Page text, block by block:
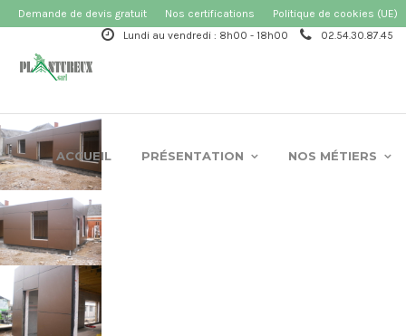
Demande de devis gratuit Nos certifications
Politique de cookies (UE)
Lundi au vendredi : 8h00 - 18h00
02.54.30.87.45
ACCUEIL PRÉSENTATION NOS MÉTIERS